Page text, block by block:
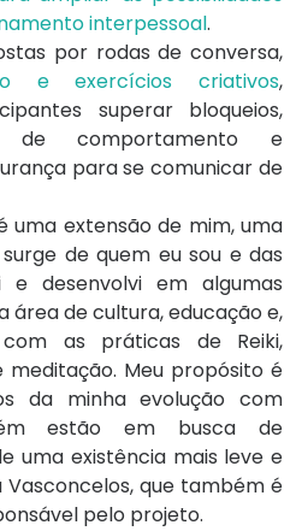
interpessoal.
por rodas de conversa,
e exercícios criativos,
superar bloqueios,
de comportamento e
para se comunicar de
uma extensão de mim, uma
de quem eu sou e das
e desenvolvi em algumas
área de cultura, educação e,
as práticas de Reiki,
meditação. Meu propósito é
da minha evolução com
estão em busca de
uma existência mais leve e
Vasconcelos, que também é
pelo projeto.